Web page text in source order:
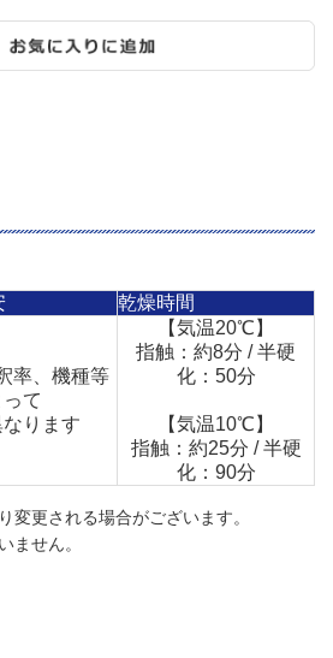
乾燥時間
率、機種等
て
ります
【気温20℃】
指触：約8分 / 半硬
化：50分
【気温10℃】
指触：約25分 / 半硬
化：90分
変更される場合がございます。
ません。